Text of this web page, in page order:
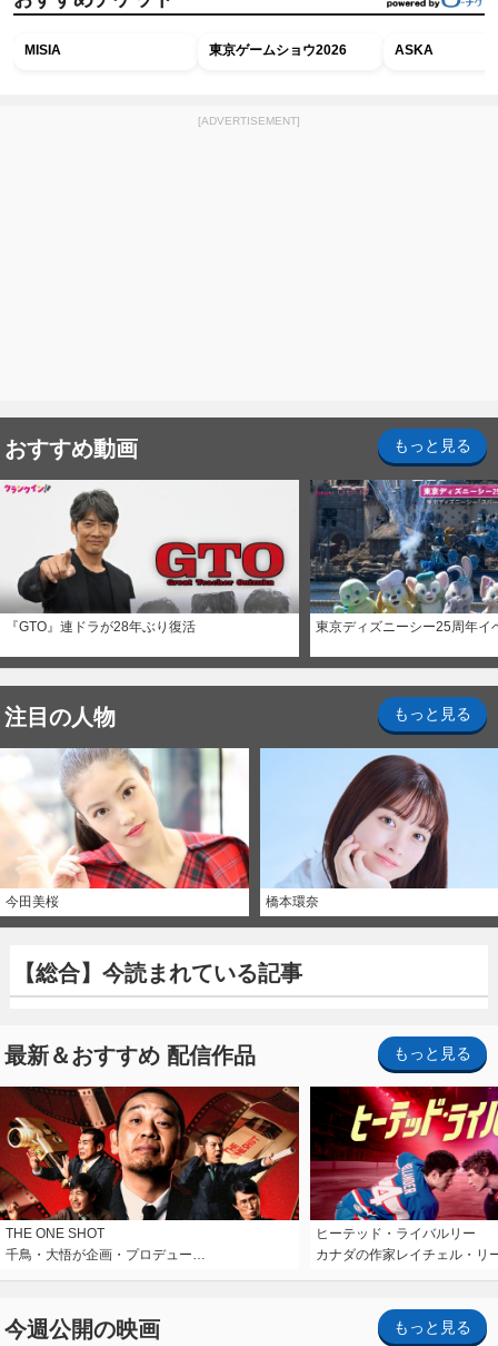
MISIA 東京ゲームショウ2026 ASKA
[ADVERTISEMENT]
おすすめ動画 もっと見る
『GTO』連ドラが28年ぶり復活 東京ディズニーシー25周年イ
注目の人物 もっと見る
今田美桜 橋本環奈
【総合】今読まれている記事
最新＆おすすめ 配信作品 もっと見る
THE ONE SHOT
千鳥・大悟が企画・プロデュー…
ヒーテッド・ライバルリー
カナダの作家レイチェル・リ
今週公開の映画 もっと見る